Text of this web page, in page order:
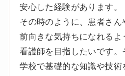
安心した経験があります。
その時のように、患者さん
前向きな気持ちになれるよ
看護師を目指したいです。
学校で基礎的な知識や技術